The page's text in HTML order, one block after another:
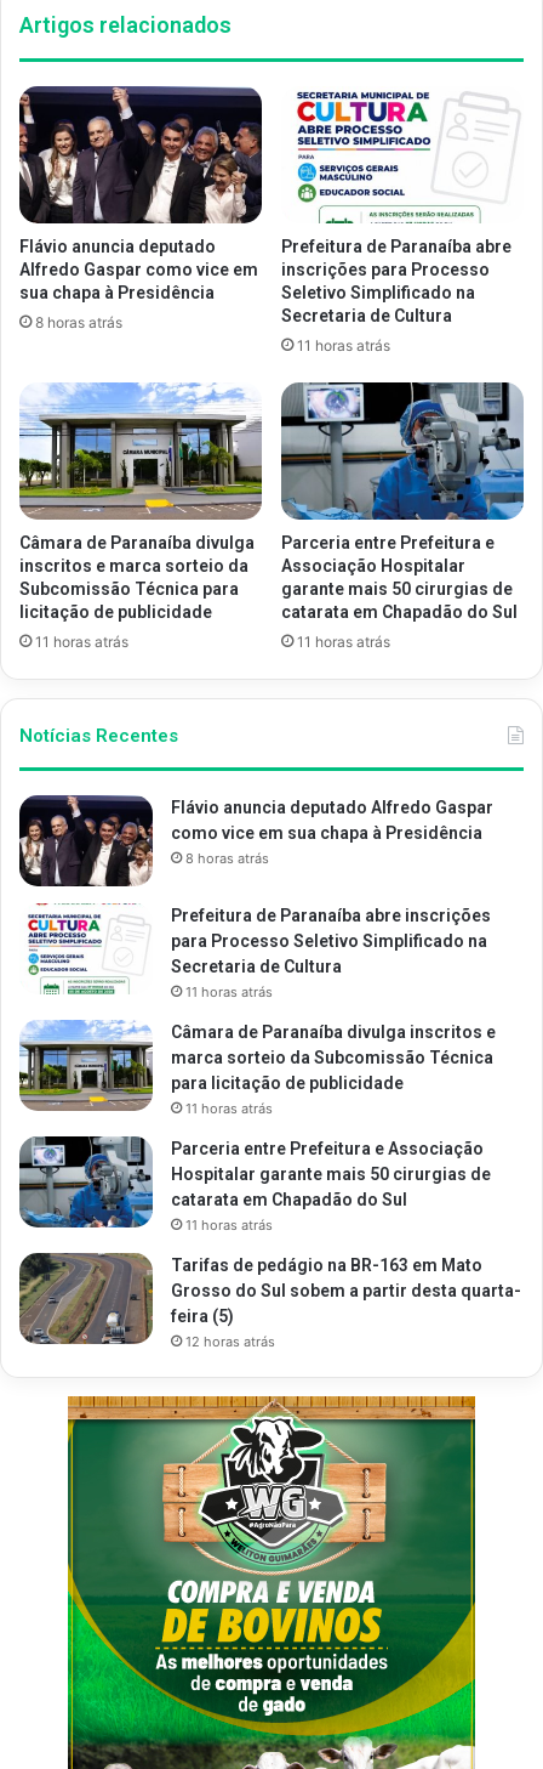
Artigos relacionados
Flávio anuncia deputado
Alfredo Gaspar como vice em
sua chapa à Presidência
8 horas atrás
Prefeitura de Paranaíba abre
inscrições para Processo
Seletivo Simplificado na
Secretaria de Cultura
11 horas atrás
Câmara de Paranaíba divulga
inscritos e marca sorteio da
Subcomissão Técnica para
licitação de publicidade
11 horas atrás
Parceria entre Prefeitura e
Associação Hospitalar
garante mais 50 cirurgias de
catarata em Chapadão do Sul
11 horas atrás
Notícias Recentes
Flávio anuncia deputado Alfredo Gaspar
como vice em sua chapa à Presidência
8 horas atrás
Prefeitura de Paranaíba abre inscrições
para Processo Seletivo Simplificado na
Secretaria de Cultura
11 horas atrás
Câmara de Paranaíba divulga inscritos e
marca sorteio da Subcomissão Técnica
para licitação de publicidade
11 horas atrás
Parceria entre Prefeitura e Associação
Hospitalar garante mais 50 cirurgias de
catarata em Chapadão do Sul
11 horas atrás
Tarifas de pedágio na BR-163 em Mato
Grosso do Sul sobem a partir desta quarta-
feira (5)
12 horas atrás